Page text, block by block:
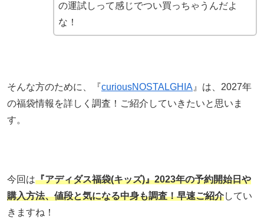
の運試しって感じでつい買っちゃうんだよ
な！
そんな方のために、『curiousNOSTALGHIA 』は、2027年
の福袋情報を詳しく調査！ご紹介していきたいと思いま
す。
今回は『アディダス福袋(キッズ)』2023年の予約開始日や
購入方法、値段と気になる中身も調査！早速ご紹介してい
きますね！